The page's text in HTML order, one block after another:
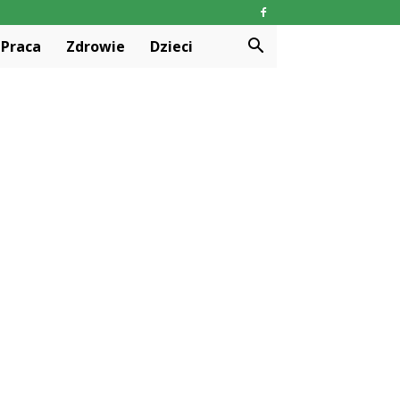
Praca Zdrowie Dzieci